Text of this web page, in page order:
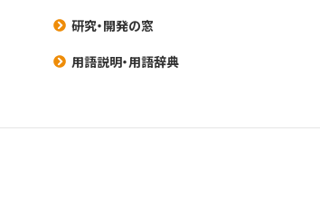
研究・開発の窓
用語説明・用語辞典